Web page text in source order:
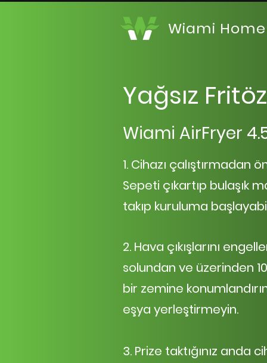
Wiami
Yağsız
Wiami AirFryer
1. Cihazı
Sepeti çıkartıp bulaşık
takıp kuruluma
2. Hava çıkışlarını
solundan ve üzerinden
bir zemine
eşya yerleştirmeyin.
3. Prize taktığınız anda